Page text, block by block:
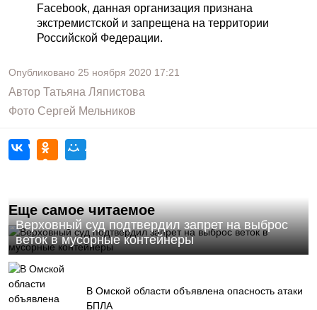
Facebook, данная организация признана
экстремистской и запрещена на территории
Российской Федерации.
Опубликовано 25 ноября 2020 17:21
Автор Татьяна Ляпистова
Фото Сергей Мельников
Еще самое читаемое
Верховный суд подтвердил запрет на выброс
веток в мусорные контейнеры
В Омской области объявлена опасность атаки
БПЛА